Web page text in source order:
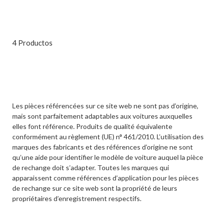
4 Productos
Les pièces référencées sur ce site web ne sont pas d’origine,
mais sont parfaitement adaptables aux voitures auxquelles
elles font référence. Produits de qualité équivalente
conformément au règlement (UE) n° 461/2010. L’utilisation des
marques des fabricants et des références d’origine ne sont
qu’une aide pour identifier le modèle de voiture auquel la pièce
de rechange doit s’adapter. Toutes les marques qui
apparaissent comme références d’application pour les pièces
de rechange sur ce site web sont la propriété de leurs
propriétaires d’enregistrement respectifs.